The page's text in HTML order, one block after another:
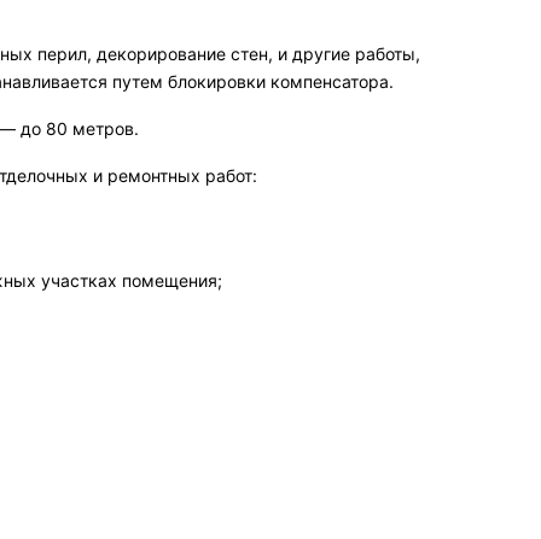
перил, декорирование стен, и другие работы,
путем блокировки компенсатора.
— до 80 метров.
и ремонтных работ:
участках помещения;